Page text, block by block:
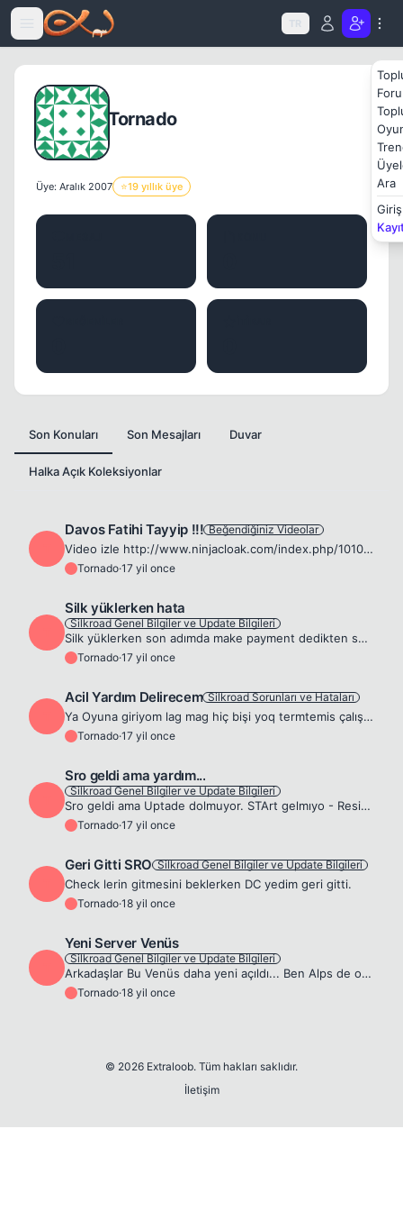
Icerige atla
TR
Ara
Giriş
Tornado
Üye: Aralık 2007 ⭐19 yıllık üye
Son Konuları Son Mesajları Duvar
Halka Açık Koleksiyonlar
Davos Fatihi Tayyip !!! Beğendiğiniz Videolar
Video izle http://www.ninjacloak.com/index.php/1010110A/27c99b70a0060e113e7d1fdadc03655990569f06a98b68975ba13cefc955fc1e0ce0e620aff3a12015120 Tayyibin performansı hareketi damarlarımda dolaşan kanım, ...
Tornado·17 yil once
Silk yüklerken hata
Silkroad Genel Bilgiler ve Update Bilgileri
Silk yüklerken son adımda make payment dedikten sonra Çinçe bi sayfa geliyor yüklenmiyor s,lk çözemedim acil yardım... ❗
Tornado·17 yil once
Acil Yardım Delirecem Silkroad Sorunları ve Hataları
Ya Oyuna giriyom lag mag hiç bişi yoq termtemis çalışıyo gram kasılmadan Pc, Sonra Taxiye girmek için E(party Macht) ' ye Bi basıyorum ya ilk sayfada yada 4.cü sayfaya geçemden 3. sayfada takılıyo kal...
Tornado·17 yil once
Sro geldi ama yardım...
Silkroad Genel Bilgiler ve Update Bilgileri
Sro geldi ama Uptade dolmuyor. STArt gelmıyo - Resim Silinmiş. - Resim Silinmiş.
Tornado·17 yil once
Geri Gitti SRO Silkroad Genel Bilgiler ve Update Bilgileri
Check lerin gitmesini beklerken DC yedim geri gitti.
Tornado·18 yil once
Yeni Server Venüs
Silkroad Genel Bilgiler ve Update Bilgileri
Arkadaşlar Bu Venüs daha yeni açıldı... Ben Alps de oynuyodum 54 lvl Glavie mi(Osmanli9) Bıraktım Geldim Venüse Sebeb İse daha kolay girerim ve lag az olur düşüncesi...Ama düşüncemin tam tersi oldu.. ...
Tornado·18 yil once
© 2026 Extraloob. Tüm hakları saklıdır.
İletişim